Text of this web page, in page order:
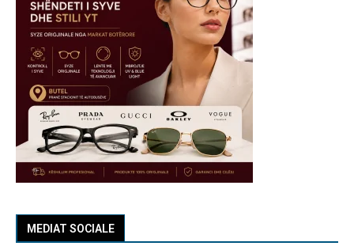
MEDIAT SOCIALE